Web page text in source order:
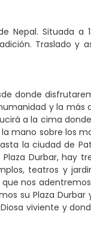
Nepal. Situada a
Traslado y
donde
y la
a la cima
mano sobre los
la ciudad de
Durbar, hay
teatros y
nos
su Plaza
viviente y